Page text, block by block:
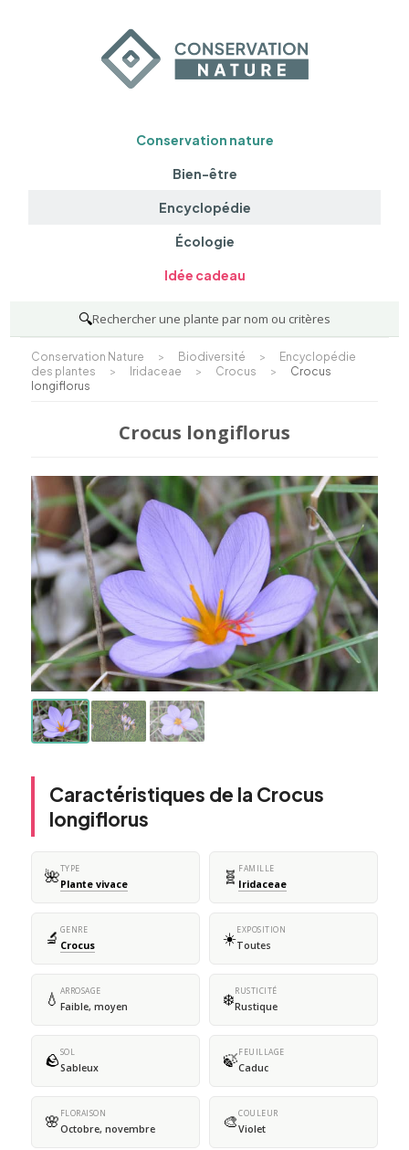
Conservation nature
Bien-être
Encyclopédie
Écologie
Idée cadeau
🔍Rechercher une plante par nom ou critères
Conservation Nature > Biodiversité >
Encyclopédie
des plantes
> Iridaceae > Crocus >
Crocus
longiflorus
Crocus longiflorus
Caractéristiques de la Crocus
longiflorus
🌺TYPE
Plante vivace 🧬 FAMILLE
Iridaceae
🔬 GENRE
Crocus ☀️EXPOSITION
Toutes
💧 ARROSAGE
Faible, moyen ❄️RUSTICITÉ
Rustique
🪨SOL
Sableux 🍃FEUILLAGE
Caduc
🌸 FLORAISON
Octobre, novembre 🎨COULEUR
Violet